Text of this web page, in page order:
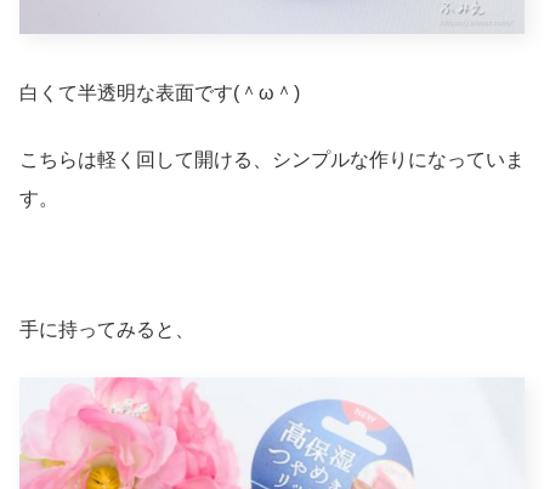
白くて半透明な表面です(＾ω＾)
こちらは軽く回して開ける、シンプルな作りになっていま
す。
手に持ってみると、